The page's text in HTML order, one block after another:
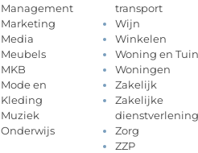
Management
Marketing
Media
Meubels
MKB
Mode en
Kleding
Muziek
Onderwijs
transport
Wijn
Winkelen
Woning en Tuin
Woningen
Zakelijk
Zakelijke
dienstverlening
Zorg
ZZP